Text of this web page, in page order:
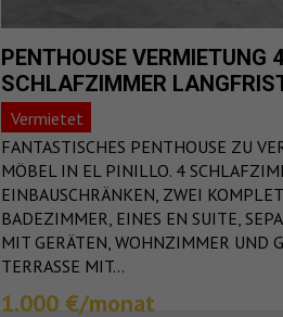
PENTHOUSE VERMIETUNG 4
SCHLAFZIMMER
Vermietet
FANTASTISCHES PENTHOUSE ZU
MÖBEL IN EL PINILLO. 4
EINBAUSCHRÄNKEN, ZWEI
BADEZIMMER, EINES EN SUITE,
MIT GERÄTEN, WOHNZIMMER UND
TERRASSE MIT...
1.000 €/monat